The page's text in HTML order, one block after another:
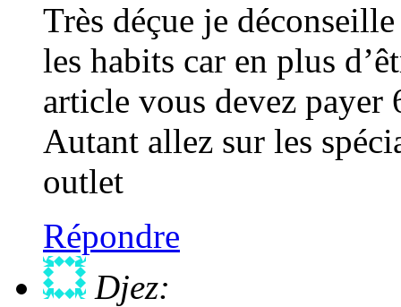
Très déçue je
les habits car en plus
article vous devez payer
Autant allez sur les
outlet
Répondre
Djez: